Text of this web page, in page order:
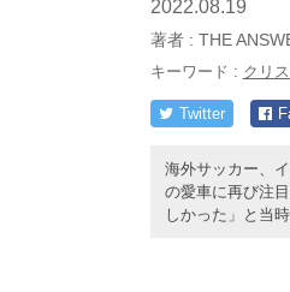
2022.08.19
著者 : THE
キーワード : クリ
Twitter
海外サッカー、
の愛車に再び注
しかった」と当